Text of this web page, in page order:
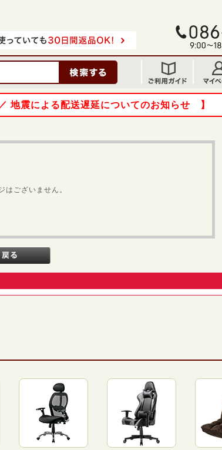
地震による配送遅延についてのお知らせ 】
はございません。